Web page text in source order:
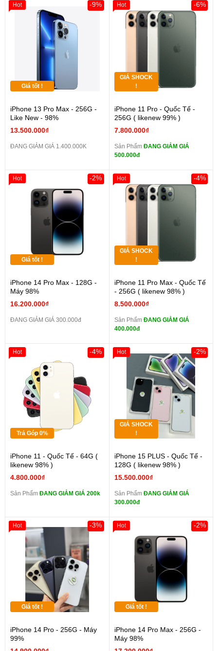
Giá tốt !
iPhone 13 Pro Max - 256G -
Like New - 98%
13.500.000₫
-9%
ĐANG GIẢM GIÁ 1.400.000K
Hot
GIÁ SHOCK
!
iPhone 11 Pro - Quốc Tế -
256G ( likenew 99% )
7.800.000₫
-6%
Sản Phẩm ĐANG GIẢM GIÁ
500.000đ
Hot
Giá tốt !
iPhone 14 Pro Max - 128G -
Máy 98%
16.200.000₫
-2%
ĐANG GIẢM GIÁ 300.000đ
Hot
GIÁ SHOCK
!
iPhone 11 Pro Max - Quốc Tế
- 256G ( likenew 98% )
8.500.000₫
-4%
Sản Phẩm ĐANG GIẢM GIÁ
400.000đ
Hot
Trả Góp 0%
iPhone 11 - Quốc Tế - 64G (
likenew 98% )
4.800.000₫
-4%
Sản Phẩm ĐANG GIẢM GIÁ 200k
Hot
GIÁ SHOCK
!
iPhone 15 PLUS - Quốc Tế -
128G ( likenew 98% )
15.500.000₫
-2%
Sản Phẩm ĐANG GIẢM GIÁ
300.000đ
Hot
Giá tốt !
iPhone 14 Pro - 256G - Máy
99%
-3%
Hot
Giá tốt !
iPhone 14 Pro Max - 256G -
Máy 98%
-2%
Hot